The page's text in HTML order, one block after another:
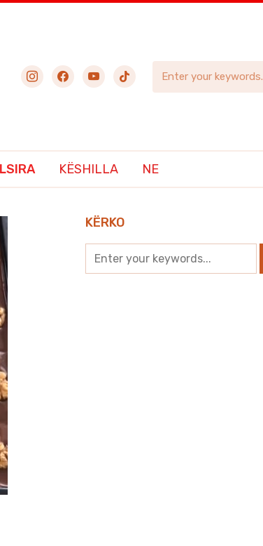
instagramfacebookyoutubetiktok
KËSHILLA NE
KËRKO